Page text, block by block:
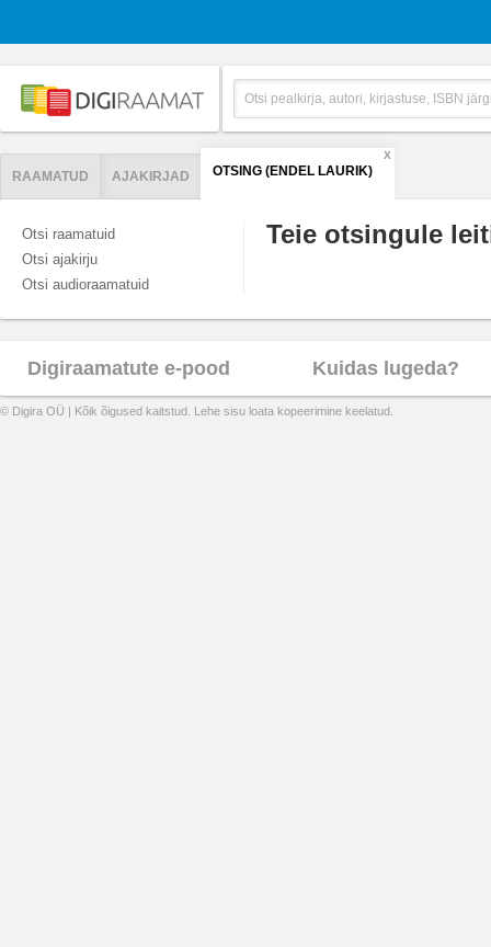
RAAMATUD AJAKIRJAD OTSING (ENDEL LAURIK)
X
Otsi raamatuid
Otsi ajakirju
Otsi audioraamatuid
Teie otsingule
Digiraamatute e-pood Kuidas lugeda?
© Digira OÜ | Kõik õigused kaitstud. Lehe sisu loata kopeerimine keelatud.